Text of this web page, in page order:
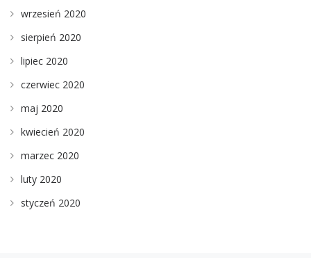
wrzesień 2020
sierpień 2020
lipiec 2020
czerwiec 2020
maj 2020
kwiecień 2020
marzec 2020
luty 2020
styczeń 2020